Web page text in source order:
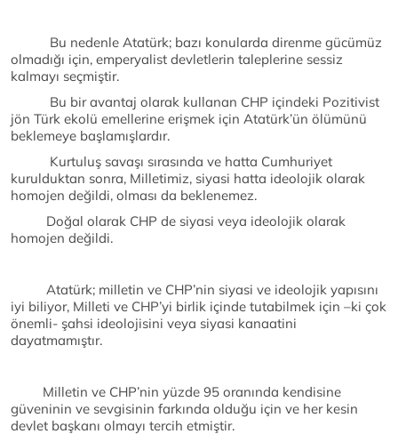
Bu nedenle Atatürk; bazı konularda direnme gücümüz
olmadığı için, emperyalist devletlerin taleplerine sessiz
kalmayı seçmiştir.
Bu bir avantaj olarak kullanan CHP içindeki Pozitivist
jön Türk ekolü emellerine erişmek için Atatürk’ün ölümünü
beklemeye başlamışlardır.
Kurtuluş savaşı sırasında ve hatta Cumhuriyet
kurulduktan sonra, Milletimiz, siyasi hatta ideolojik olarak
homojen değildi, olması da beklenemez.
Doğal olarak CHP de siyasi veya ideolojik olarak
homojen değildi.
Atatürk; milletin ve CHP’nin siyasi ve ideolojik yapısını
iyi biliyor, Milleti ve CHP’yi birlik içinde tutabilmek için –ki çok
önemli- şahsi ideolojisini veya siyasi kanaatini
dayatmamıştır.
Milletin ve CHP’nin yüzde 95 oranında kendisine
güveninin ve sevgisinin farkında olduğu için ve her kesin
devlet başkanı olmayı tercih etmiştir.